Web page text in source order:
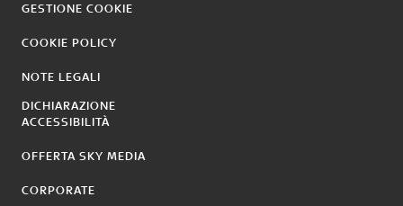
GESTIONE COOKIE
COOKIE POLICY
NOTE LEGALI
DICHIARAZIONE
ACCESSIBILITÀ
OFFERTA SKY MEDIA
CORPORATE